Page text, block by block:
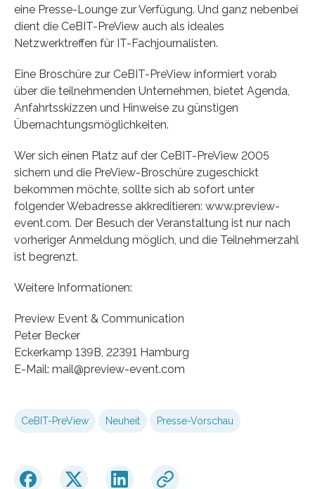
eine Presse-Lounge zur Verfügung. Und ganz neben­bei
dient die CeBIT-PreView auch als ideales
Netzwerktreffen für IT-Fachjournalisten.
Eine Broschüre zur CeBIT-PreView informiert vorab
über die teil­nehmenden Unternehmen, bietet Agenda,
Anfahrtsskizzen und Hinweise zu günstigen
Übernachtungsmöglichkeiten.
Wer sich einen Platz auf der CeBIT-PreView 2005
sichern und die PreView-Broschüre zugeschickt
bekommen möchte, sollte sich ab sofort unter
folgender Webadresse akkreditieren: www.preview-
event.com. Der Besuch der Veranstaltung ist nur nach
vorheriger Anmeldung möglich, und die Teilnehmerzahl
ist begrenzt.
Weitere Informationen:
Preview Event & Communication
Peter Becker
Eckerkamp 139B, 22391 Hamburg
E-Mail: mail@preview-event.com
CeBIT-PreView Neuheit Presse-Vorschau